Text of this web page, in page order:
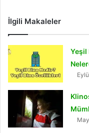
İlgili Makaleler
Yeşil